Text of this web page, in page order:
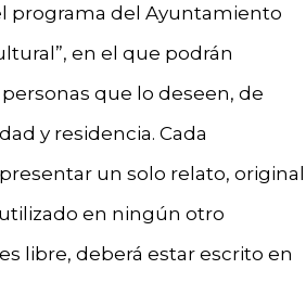
programa del Ayuntamiento
en el que podrán
que lo deseen, de
y residencia. Cada
un solo relato, original
en ningún otro
libre, deberá estar escrito en